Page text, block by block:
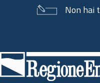
Non hai
di
pagina